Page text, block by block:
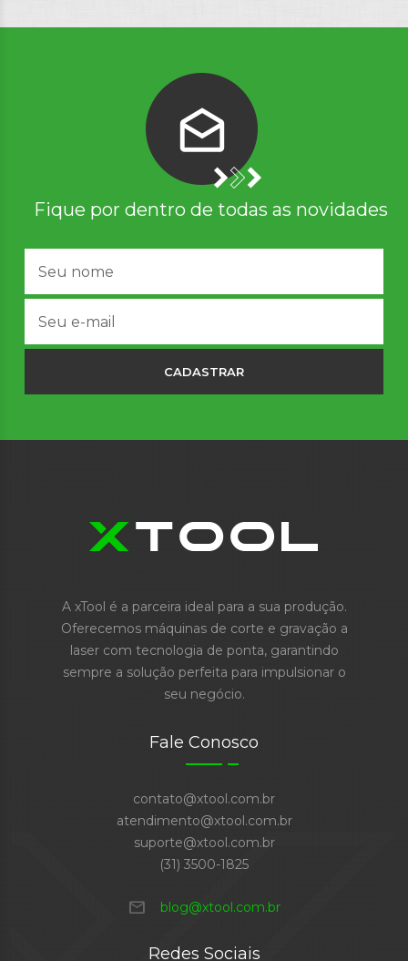
Fique por dentro de todas as novidades
CADASTRAR
A xTool é a parceira ideal para a sua produção.
Oferecemos máquinas de corte e gravação a
laser com tecnologia de ponta, garantindo
sempre a solução perfeita para impulsionar o
seu negócio.
Fale Conosco
contato@xtool.com.br
atendimento@xtool.com.br
suporte@xtool.com.br
(31) 3500-1825
mail blog@xtool.com.br
Redes Sociais